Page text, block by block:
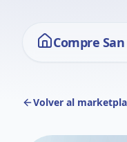
Compre
Volver al